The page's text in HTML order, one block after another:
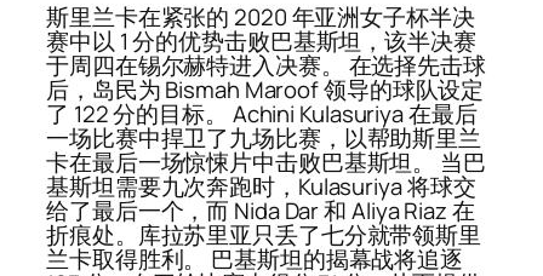
斯里兰卡在紧张的 2020 年亚洲女子杯半决
赛中以 1 分的优势击败巴基斯坦，该半决赛
于周四在锡尔赫特进入决赛。 在选择先击球
后，岛民为 Bismah Maroof 领导的球队设定
了 122 分的目标。 Achini Kulasuriya 在最后
一场比赛中捍卫了九场比赛，以帮助斯里兰
卡在最后一场惊悚片中击败巴基斯坦。 当巴
基斯坦需要九次奔跑时，Kulasuriya 将球交
给了最后一个，而 Nida Dar 和 Aliya Riaz 在
折痕处。库拉苏里亚只丢了七分就带领斯里
兰卡取得胜利。 巴基斯坦的揭幕战将追逐